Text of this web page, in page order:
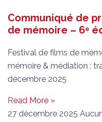
Communiqué de
de mémoire – 6ᵉ
Festival de films de
mémoire & médiation :
décembre 2025
Read More »
27 décembre 2025